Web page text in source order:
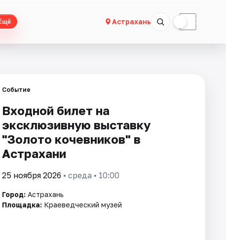
Астрахань ☾
Событие
Входной билет на
эксклюзивную выставку
"Золото кочевников" в
Астрахани
25 ноября 2026 • среда • 10:00
Город: Астрахань
Площадка: Краеведческий музей